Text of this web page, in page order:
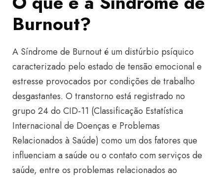
Burnout?
A Síndrome de Burnout é um distúrbio psíquico
caracterizado pelo estado de tensão emocional e
estresse provocados por condições de trabalho
desgastantes. O transtorno está registrado no
grupo 24 do CID-11 (Classificação Estatística
Internacional de Doenças e Problemas
Relacionados à Saúde) como um dos fatores que
influenciam a saúde ou o contato com serviços de
saúde, entre os problemas relacionados ao